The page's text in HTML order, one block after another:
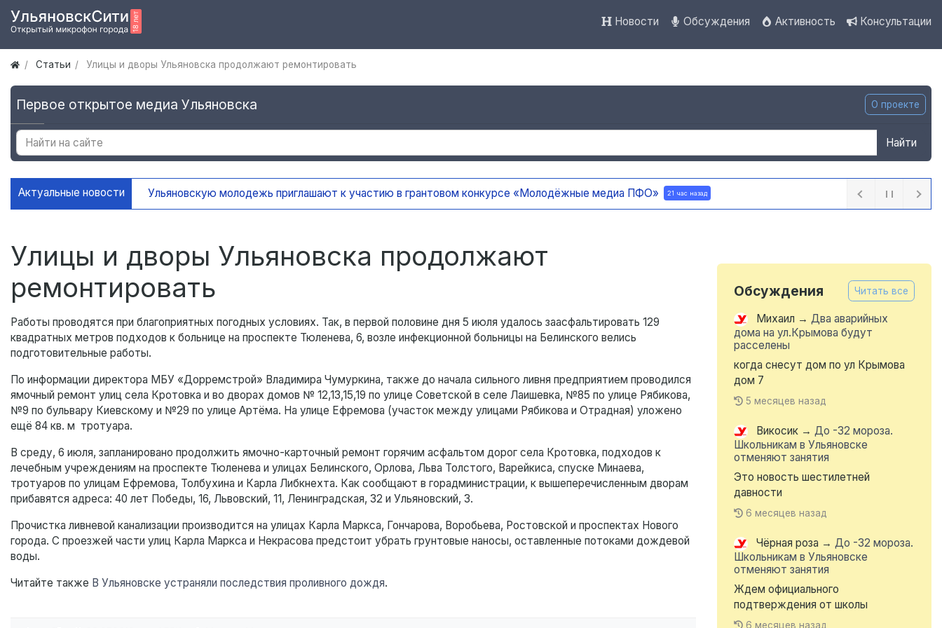
Новости Обсуждения Активность Консультации
Статьи Улицы и дворы Ульяновска продолжают ремонтировать
Первое открытое медиа Ульяновска О проекте
Найти
Актуальные новости Ульяновскую молодежь приглашают к участию в грантовом конкурсе «Молодёжные медиа ПФО» 21 час назад
Улицы и дворы Ульяновска продолжают
ремонтировать
Работы проводятся при благоприятных погодных условиях. Так, в первой половине дня 5 июля удалось заасфальтировать 129
квадратных метров подходов к больнице на проспекте Тюленева, 6, возле инфекционной больницы на Белинского велись
подготовительные работы.
По информации директора МБУ «Дорремстрой» Владимира Чумуркина, также до начала сильного ливня предприятием проводился
ямочный ремонт улиц села Кротовка и во дворах домов № 12,13,15,19 по улице Советской в селе Лаишевка, №85 по улице Рябикова,
№9 по бульвару Киевскому и №29 по улице Артёма. На улице Ефремова (участок между улицами Рябикова и Отрадная) уложено
ещё 84 кв. м тротуара.
В среду, 6 июля, запланировано продолжить ямочно-карточный ремонт горячим асфальтом дорог села Кротовка, подходов к
лечебным учреждениям на проспекте Тюленева и улицах Белинского, Орлова, Льва Толстого, Варейкиса, спуске Минаева,
тротуаров по улицам Ефремова, Толбухина и Карла Либкнехта. Как сообщают в горадминистрации, к вышеперечисленным дворам
прибавятся адреса: 40 лет Победы, 16, Львовский, 11, Ленинградская, 32 и Ульяновский, 3.
Прочистка ливневой канализации производится на улицах Карла Маркса, Гончарова, Воробьева, Ростовской и проспектах Нового
города. С проезжей части улиц Карла Маркса и Некрасова предстоит убрать грунтовые наносы, оставленные потоками дождевой
воды.
Читайте также В Ульяновске устраняли последствия проливного дождя.
Обсуждения Читать все
Михаил → Два аварийных
дома на ул.Крымова будут
расселены
когда снесут дом по ул Крымова
дом 7
5 месяцев назад
Викосик → До -32 мороза.
Школьникам в Ульяновске
отменяют занятия
Это новость шестилетней
давности
6 месяцев назад
Чёрная роза → До -32 мороза.
Школьникам в Ульяновске
отменяют занятия
Ждем официального
подтверждения от школы
6 месяцев назад